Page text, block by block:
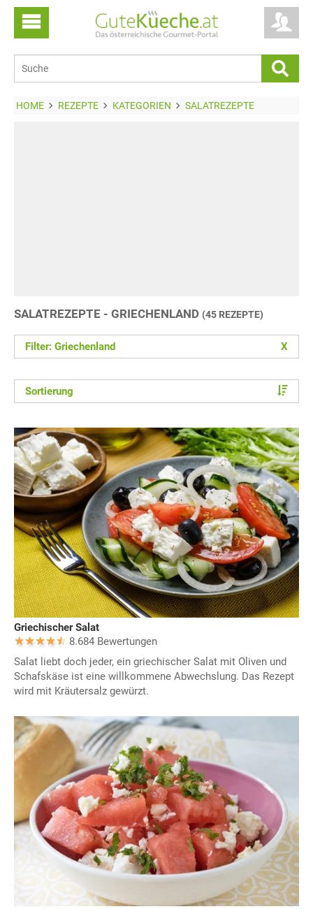
HOME REZEPTE KATEGORIEN SALATREZEPTE
SALATREZEPTE - GRIECHENLAND (45 REZEPTE)
Filter: Griechenland X
Sortierung
Griechischer Salat
8.684 Bewertungen
Salat liebt doch jeder, ein griechischer Salat mit Oliven und
Schafskäse ist eine willkommene Abwechslung. Das Rezept
wird mit Kräutersalz gewürzt.